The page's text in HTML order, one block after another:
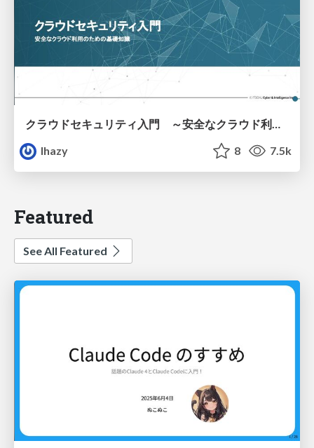
クラウドセキュリティ入門 ～安全なクラウド利用のための基礎知識～
lhazy
8 7.5k
Featured
See All Featured